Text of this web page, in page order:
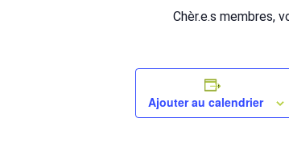
Chèr.e.s membres,
Ajouter au calendrier